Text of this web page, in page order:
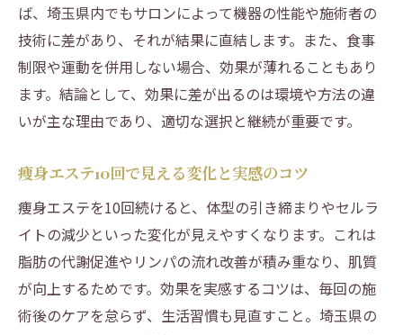
ば、埼玉県内でもサロンによって機器の性能や施術者の
技術に差があり、それが結果に直結します。また、食事
制限や運動を併用しない場合、効果が薄れることもあり
ます。結論として、効果に差が出るのは環境や方法の違
いが主な理由であり、適切な選択と継続が重要です。
痩身エステ10回で見える変化と実感のコツ
痩身エステを10回続けると、体型の引き締まりやセルラ
イトの減少といった変化が見えやすくなります。これは
脂肪の代謝促進やリンパの流れ改善が積み重なり、肌質
が向上するためです。効果を実感するコツは、毎回の施
術後のケアを怠らず、生活習慣も見直すこと。埼玉県の